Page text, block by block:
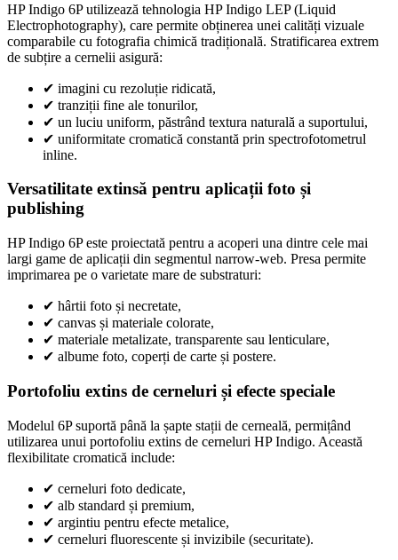
HP Indigo 6P utilizează tehnologia HP Indigo LEP (Liquid
Electrophotography), care permite obținerea unei calități vizuale
comparabile cu fotografia chimică tradițională. Stratificarea extrem
de subțire a cernelii asigură:
✔ imagini cu rezoluție ridicată,
✔ tranziții fine ale tonurilor,
✔ un luciu uniform, păstrând textura naturală a suportului,
✔ uniformitate cromatică constantă prin spectrofotometrul
inline.
Versatilitate extinsă pentru aplicații foto și
publishing
HP Indigo 6P este proiectată pentru a acoperi una dintre cele mai
largi game de aplicații din segmentul narrow-web. Presa permite
imprimarea pe o varietate mare de substraturi:
✔ hârtii foto și necretate,
✔ canvas și materiale colorate,
✔ materiale metalizate, transparente sau lenticulare,
✔ albume foto, coperți de carte și postere.
Portofoliu extins de cerneluri și efecte speciale
Modelul 6P suportă până la șapte stații de cerneală, permițând
utilizarea unui portofoliu extins de cerneluri HP Indigo. Această
flexibilitate cromatică include:
✔ cerneluri foto dedicate,
✔ alb standard și premium,
✔ argintiu pentru efecte metalice,
✔ cerneluri fluorescente și invizibile (securitate).